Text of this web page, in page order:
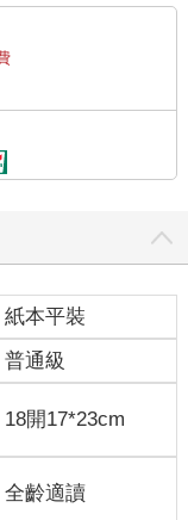
紙本平裝
普通級
18開17*23cm
全齡適讀